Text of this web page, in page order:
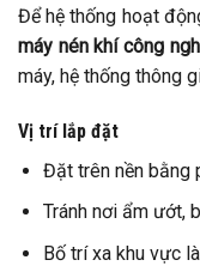
Để hệ thống hoạt
máy nén khí công
máy, hệ thống thông
Vị trí lắp đặt
Đặt trên nền bằng
Tránh nơi ẩm ướt,
Bố trí xa khu vực